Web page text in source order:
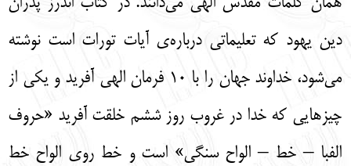
دین یهود که تعلیماتی درباره‌ی آیات تورات است نوشته
می‌شود، خداوند جهان را با 10 فرمان الهی آفرید و یکی از
چیزهایی که خدا در غروب روز ششم خلقت آفرید «حروف
الفبا – خط – الواح سنگی» است و خط روی الواح خط